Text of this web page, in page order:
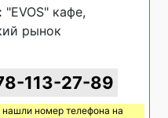
"EVOS" кафе,
рынок
113-27-89
нашли номер телефона на